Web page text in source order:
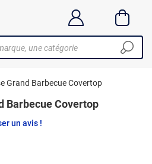
Grand Barbecue Covertop
Barbecue Covertop
un avis !